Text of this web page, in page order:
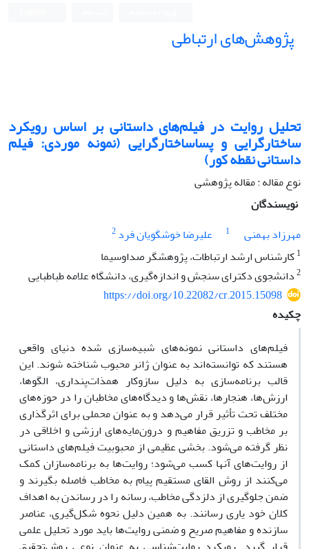
پژوهش‌های ارتباطی
تحلیل روایت در فیلم‌های داستانی بر اساس رویکرد
ساختارگرایی و پساساختارگرایی (نمونه موردی: فیلم
داستانی نقطه‌‌ کور)
نوع مقاله : مقاله پژوهشی
نویسندگان
مهرزاد بهمنی
1 علیرضا خوشگویان فرد2
1کارشناس ارشد ارتباطات، پژوهشگر صداوسیما
2دانشجوی دکترای سنجش و اندازه‌گیری، دانشگاه علامه طباطبایی
https://doi.org/10.22082/cr.2015.15098
چکیده
فیلم‌های داستانی نمونه‌های شبیه‌سازی شده دنیای واقعی
هستند که توانسته‌اند به عنوان ژانر محبوب شناخته شوند. این
قالب برنامه‌سازی به دلیل سازوکار همذات‌پنداری، الگوها،
ارزش‌ها، هنجارها، نقش‌ها و دیدگاه‌های مخاطبان را در حوزه‌های
مختلف تحت تأثیر قرار می‌دهد و به عنوان محملی برای اثرگذاری
بر مخاطب و تزریق مفاهیم و درون‌مایه‌های ارزشی و اخلاقی در
نظر گرفته می‌شود. بخشی عظیمی از محبوبیت فیلم‌های داستانی
از روایت‌های آنها کسب می‌شود؛ روایت‌ها به برنامه‌سازان کمک
می‌کنند از روش القای مستقیم پیام به مخاطب فاصله بگیرند و
ضمن جلوگیری از دلزدگی مخاطب، رسانه را در رساندن به اهداف
کلان خود یاری رسانند. به همین دلیل نحوه شکل‌گیری، عناصر
سازنده و مفاهیم صریح و ضمنی روایت‌ها باید مورد تحلیل علمی